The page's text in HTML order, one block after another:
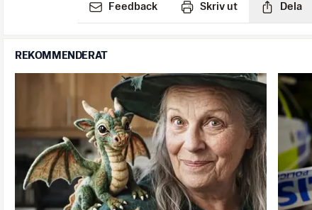
Feedback Skriv ut Dela
REKOMMENDERAT